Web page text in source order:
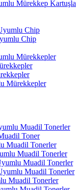
Mürekkep
Chip
Chip
Mürekkepler
Mürekkepler
Muadil Tonerler
Toner
Muadil Tonerler
Muadil Tonerler
Muadil Tonerler
Muadil Tonerler
Muadil Tonerler